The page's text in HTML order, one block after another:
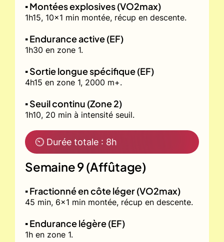
▪️ Montées explosives (VO2max)
1h15, 10x1 min montée, récup en descente.
▪️ Endurance active (EF)
1h30 en zone 1.
▪️ Sortie longue spécifique (EF)
4h15 en zone 1, 2000 m+.
▪️ Seuil continu (Zone 2)
1h10, 20 min à intensité seuil.
⏲ Durée totale : 8h
Semaine 9 (Affûtage)
▪️ Fractionné en côte léger (VO2max)
45 min, 6x1 min montée, récup en descente.
▪️ Endurance légère (EF)
1h en zone 1.